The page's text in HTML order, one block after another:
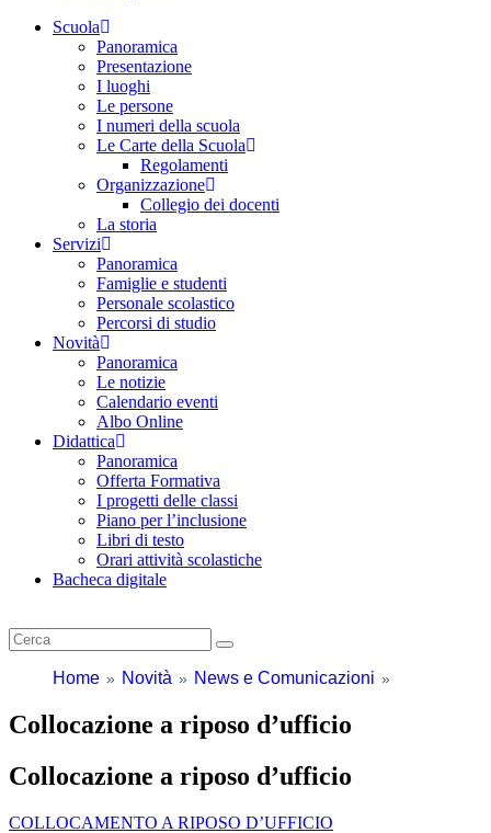
Scuola
Panoramica
Presentazione
I luoghi
Le persone
I numeri della scuola
Le Carte della Scuola
Regolamenti
Organizzazione
Collegio dei docenti
La storia
Servizi
Panoramica
Famiglie e studenti
Personale scolastico
Percorsi di studio
Novità
Panoramica
Le notizie
Calendario eventi
Albo Online
Didattica
Panoramica
Offerta Formativa
I progetti delle classi
Piano per l’inclusione
Libri di testo
Orari attività scolastiche
Bacheca digitale
Home Novità News e Comunicazioni
Collocazione a riposo d’ufficio
Collocazione a riposo d’ufficio
COLLOCAMENTO A RIPOSO D’UFFICIO